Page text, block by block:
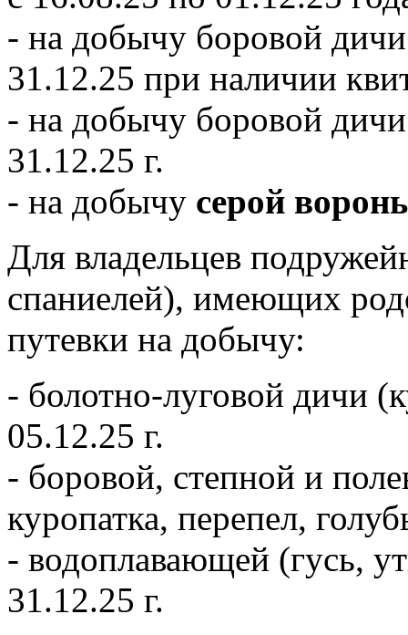
- на добычу боровой дичи
31.12.25 при наличии
- на добычу боровой
31.12.25 г.
- на добычу серой
Для владельцев
спаниелей), имеющих
путевки на добычу:
- болотно-луговой дичи
05.12.25 г.
- боровой, степной и
куропатка, перепел,
- водоплавающей (гусь,
31.12.25 г.